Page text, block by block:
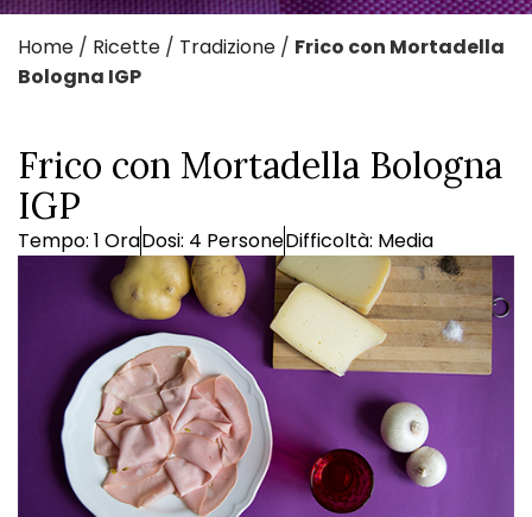
Home / Ricette / Tradizione / Frico con Mortadella
Bologna IGP
Frico con Mortadella Bologna
IGP
Tempo: 1 OraDosi: 4 PersoneDifficoltà: Media